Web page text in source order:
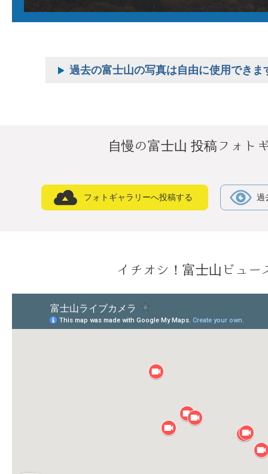
過去の富士山の写真は自由に使用できま
自慢の富士山 投稿フォト
フォトギャラリーへ投稿する 過
イチオシ！富士山ビュー